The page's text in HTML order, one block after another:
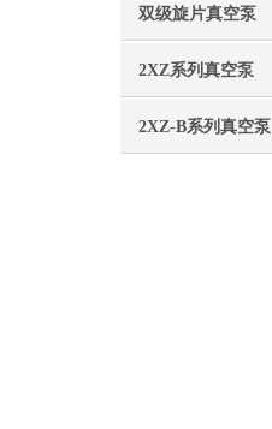
双级旋片真空泵
2XZ系列真空泵
2XZ-B系列真空泵